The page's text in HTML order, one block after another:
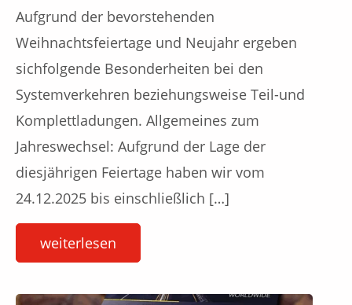
Aufgrund der bevorstehenden
Weihnachtsfeiertage und Neujahr ergeben
sichfolgende Besonderheiten bei den
Systemverkehren beziehungsweise Teil-und
Komplettladungen. Allgemeines zum
Jahreswechsel: Aufgrund der Lage der
diesjährigen Feiertage haben wir vom
24.12.2025 bis einschließlich […]
weiterlesen